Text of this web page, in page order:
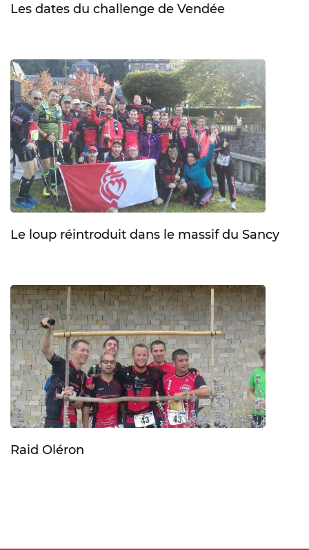
Les dates du challenge de Vendée
Le loup réintroduit dans le massif du Sancy
Raid Oléron